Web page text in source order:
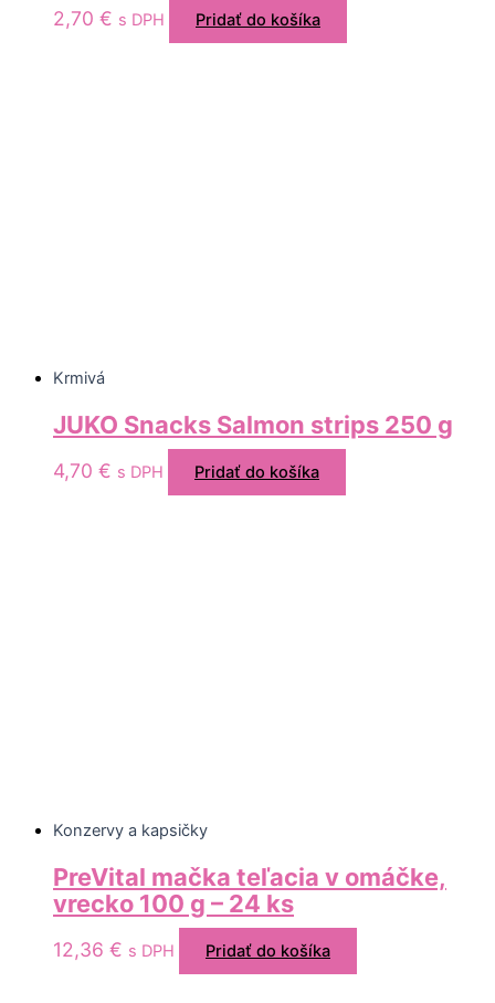
2,70 € s DPH Pridať do košíka
Krmivá
JUKO Snacks Salmon strips 250 g
4,70 € s DPH Pridať do košíka
Konzervy a kapsičky
PreVital mačka teľacia v omáčke,
vrecko 100 g – 24 ks
12,36 € s DPH Pridať do košíka